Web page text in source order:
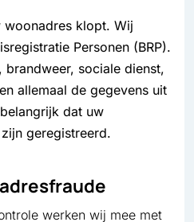
woonadres klopt. Wij
Personen (BRP).
sociale dienst,
allemaal de gegevens uit
dat uw
geregistreerd.
werken wij mee met